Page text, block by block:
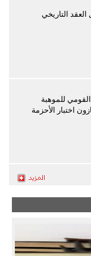
التاريخي
للموهبة
اختبار الأحزمة